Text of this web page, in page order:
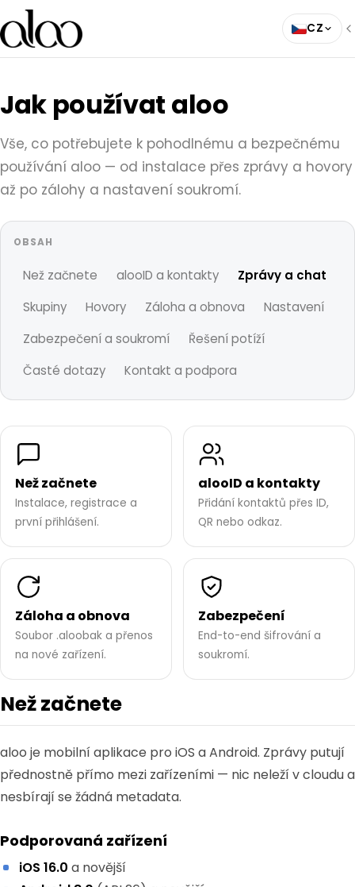
CZ
Jak používat aloo
Vše, co potřebujete k pohodlnému a bezpečnému
používání aloo — od instalace přes zprávy a hovory
až po zálohy a nastavení soukromí.
OBSAH
Než začnete alooID a kontakty
Zprávy a chat
Skupiny
Hovory Záloha a obnova
Nastavení
Zabezpečení a soukromí
Řešení potíží
Časté dotazy
Kontakt a podpora
Než začnete
Instalace, registrace a
první přihlášení.
alooID a kontakty
Přidání kontaktů přes ID,
QR nebo odkaz.
Záloha a obnova
Soubor .aloobak a přenos
na nové zařízení.
Zabezpečení
End-to-end šifrování a
soukromí.
Než začnete
aloo je mobilní aplikace pro iOS a Android. Zprávy putují
přednostně přímo mezi zařízeními — nic neleží v cloudu a
nesbírají se žádná metadata.
Podporovaná zařízení
iOS 16.0 a novější